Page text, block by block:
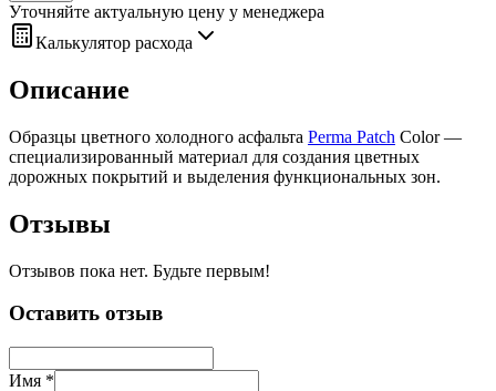
Уточняйте актуальную цену у менеджера
Калькулятор расхода
Описание
Образцы цветного холодного асфальта Perma Patch Color —
специализированный материал для создания цветных
дорожных покрытий и выделения функциональных зон.
Отзывы
Отзывов пока нет. Будьте первым!
Оставить отзыв
Имя *